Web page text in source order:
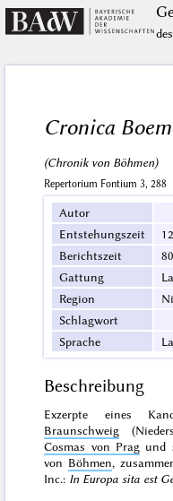
Cronica
(Chronik von Böhmen)
Repertorium Fontium 3, 288
Autor
Entstehungszeit
Berichtszeit
Gattung
Region
Schlagwort
Sprache
Beschreibung
Exzerpte eines
Braunschweig
Cosmas von Pragund
von Böhmen,
Inc.: In Europa sita est